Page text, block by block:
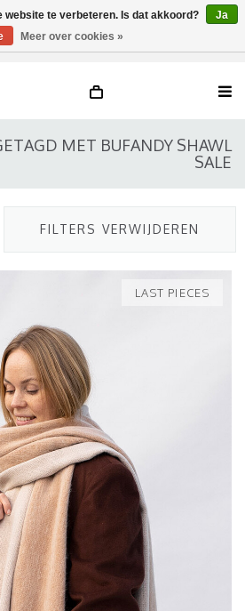
MET BUFANDY SHAWL
SALE
FILTERS VERWIJDEREN
LAST PIECES
website te verbeteren. Is dat akkoord?
Ja
Meer over cookies »